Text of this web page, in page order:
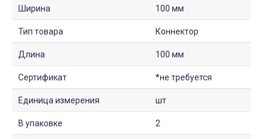
Ширина 100 мм
Тип товара Коннектор
Длина 100 мм
Сертификат *не требуется
Единица измерения шт
В упаковке 2